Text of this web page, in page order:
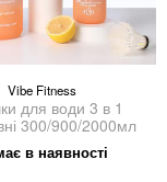
Vibe Fitness
для води 3 в 1
300/900/2000мл
в наявності